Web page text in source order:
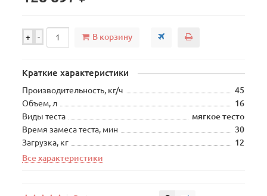
+ - В корзину
Краткие характеристики
Производительность, кг/ч
45
Объем, л
16
Виды теста
мягкое тесто
Время замеса теста, мин
30
Загрузка, кг
12
Все характеристики